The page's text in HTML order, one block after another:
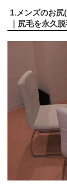
1.メンズのお尻
｜尻毛を永久